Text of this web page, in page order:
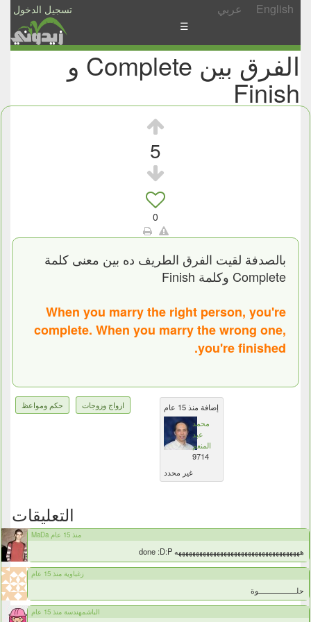
تسجيل الدخول عربي English
الأخبار
والمشاركات
☰
الفرق بين Complete و
Finish
5
0
بالصدفة لقيت الفرق الطريف ده بين معنى كلمة
Complete وكلمة Finish
When you marry the right person, you're
complete. When you marry the wrong one,
you're finished.
ازواج وزوجات حكم ومواعظ
إضافة منذ 15 عام
محمد
عبد
المنعم
9714
غير محدد
التعليقات
MaDa منذ 15 عام
ههههههههههههههههههههههههههههههههههههه done :D:P
زغباوية منذ 15 عام
حلــــــــــــــــــوة
الباشمهندسة منذ 15 عام